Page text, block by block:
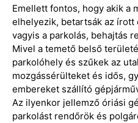
Emellett fontos, hogy akik a
elhelyezik, betartsák az írott
vagyis a parkolás, behajtás
Mivel a temető belső
parkolóhely és szűkek az
mozgássérülteket és idős,
embereket szállító
Az ilyenkor jellemző óriási
parkolást rendőrök és